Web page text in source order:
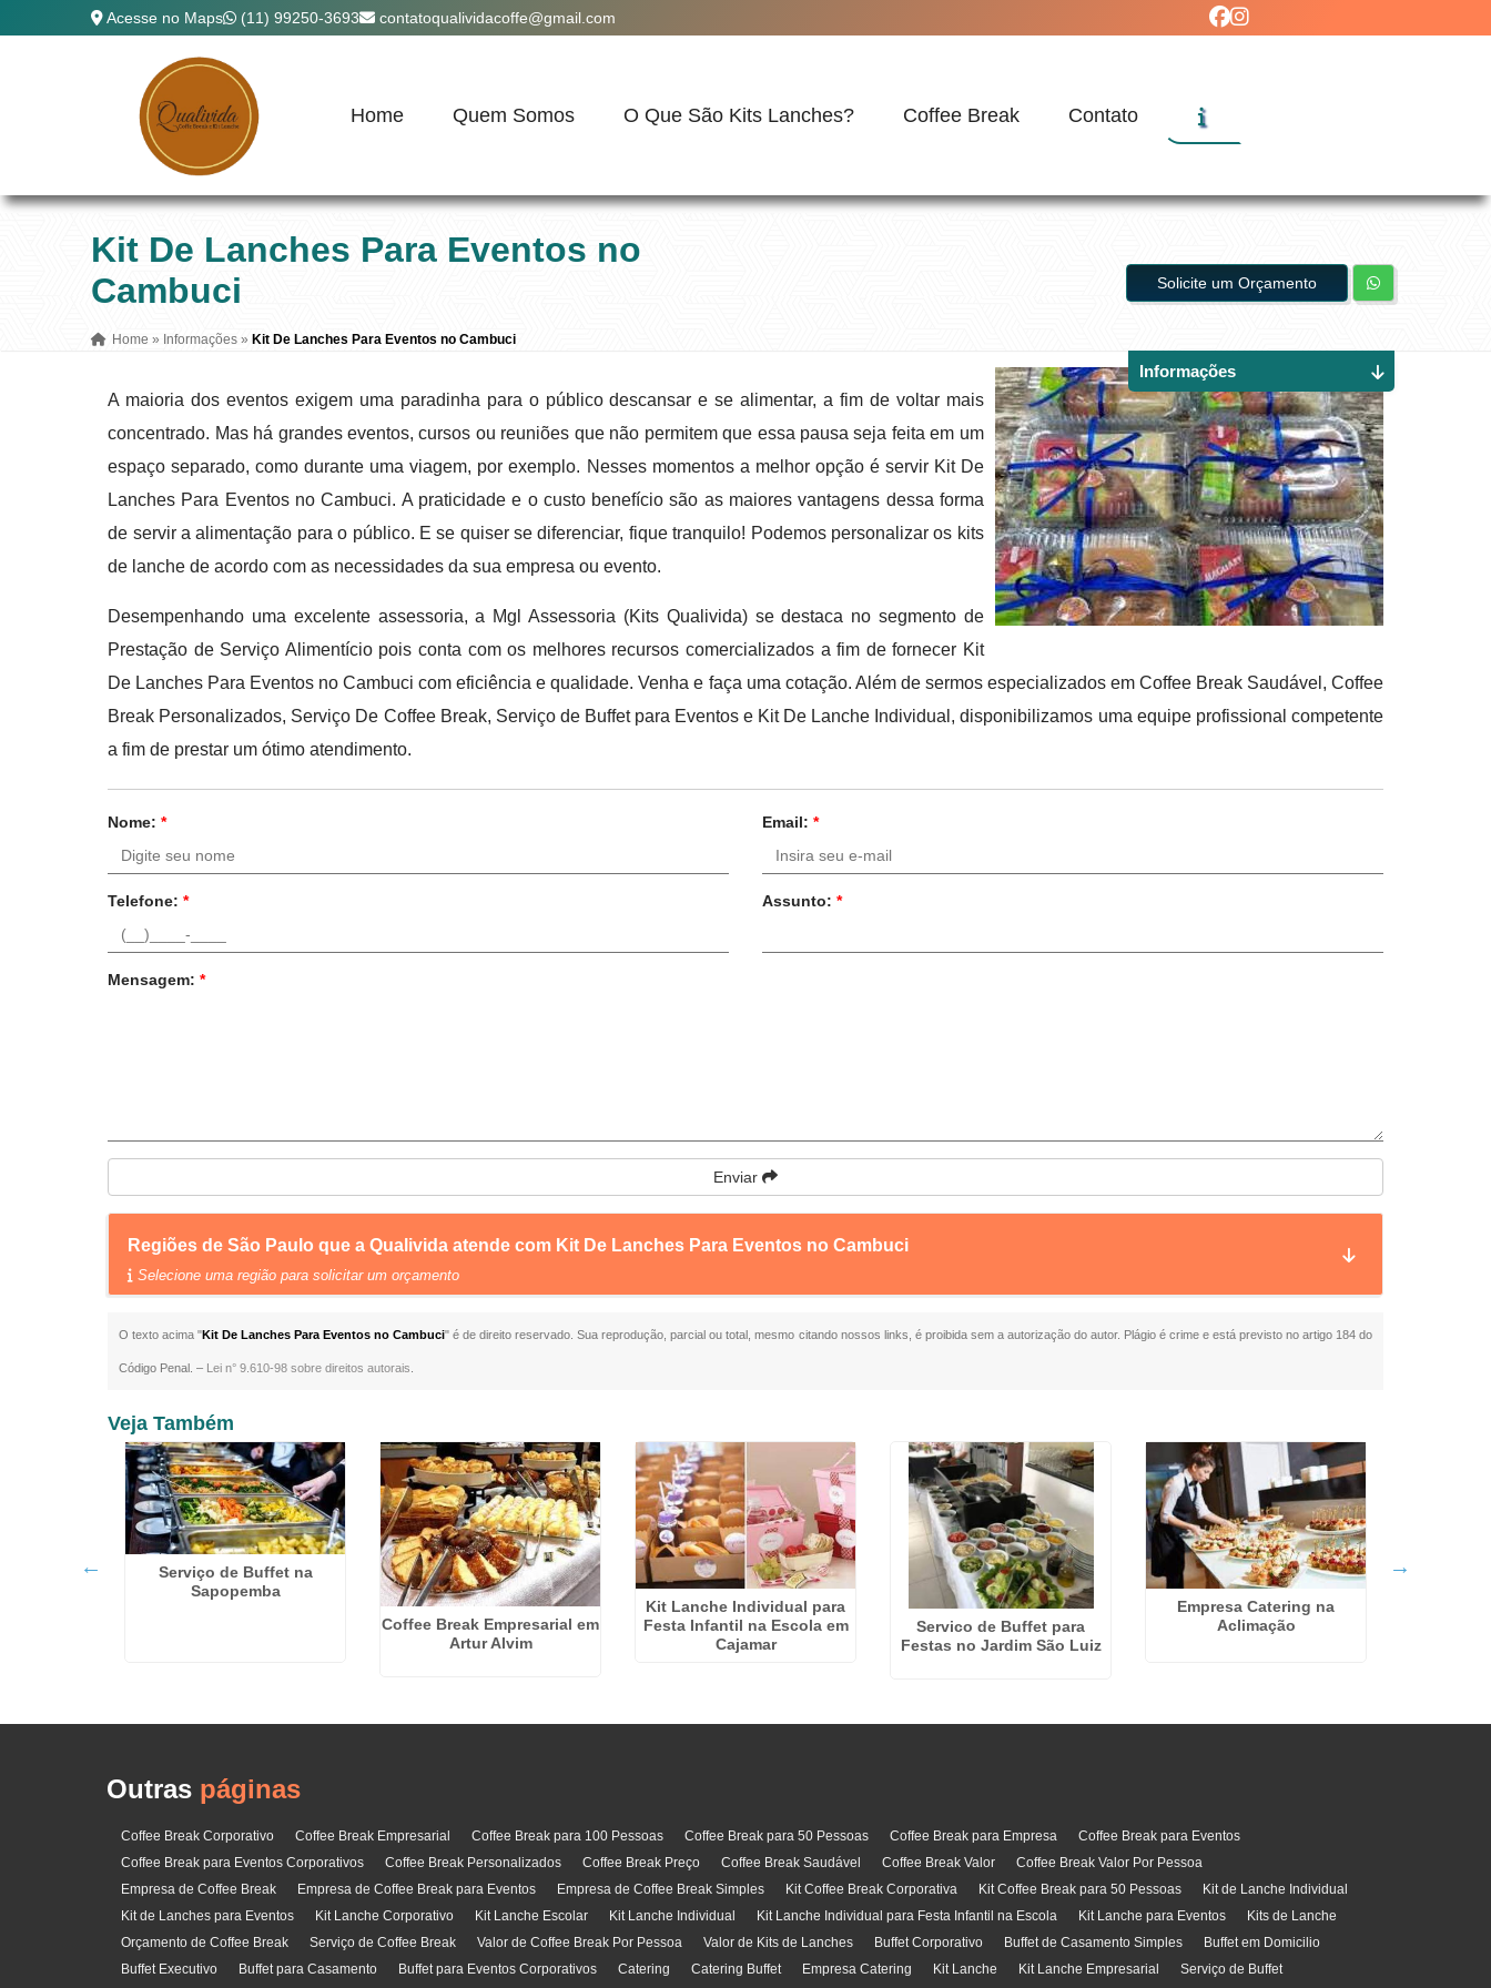
Acesse no Maps (11) 99250-3693 contatoqualividacoffe@gmail.com
Home Quem Somos O Que São Kits Lanches? Coffee Break Contato
Kit De Lanches Para Eventos no
Cambuci
Home » Informações » Kit De Lanches Para Eventos no Cambuci
Solicite um Orçamento
A maioria dos eventos exigem uma paradinha para o público descansar e se alimentar, a fim de voltar mais
concentrado. Mas há grandes eventos, cursos ou reuniões que não permitem que essa pausa seja feita em um
espaço separado, como durante uma viagem, por exemplo. Nesses momentos a melhor opção é servir Kit De
Lanches Para Eventos no Cambuci. A praticidade e o custo benefício são as maiores vantagens dessa forma
de servir a alimentação para o público. E se quiser se diferenciar, fique tranquilo! Podemos personalizar os kits
de lanche de acordo com as necessidades da sua empresa ou evento.
Desempenhando uma excelente assessoria, a Mgl Assessoria (Kits Qualivida) se destaca no segmento de
Prestação de Serviço Alimentício pois conta com os melhores recursos comercializados a fim de fornecer Kit
De Lanches Para Eventos no Cambuci com eficiência e qualidade. Venha e faça uma cotação. Além de sermos especializados em Coffee Break Saudável, Coffee
Break Personalizados, Serviço De Coffee Break, Serviço de Buffet para Eventos e Kit De Lanche Individual, disponibilizamos uma equipe profissional competente
a fim de prestar um ótimo atendimento.
Nome:* Email: *
Telefone:* Assunto: *
Mensagem:*
Enviar
Regiões de São Paulo que a Qualivida atende com Kit De Lanches Para Eventos no Cambuci
Selecione uma região para solicitar um orçamento
O texto acima "Kit De Lanches Para Eventos no Cambuci" é de direito reservado. Sua reprodução, parcial ou total, mesmo citando nossos links, é proibida sem a autorização do autor. Plágio é crime e está previsto no artigo 184 do
Código Penal. – Lei n° 9.610-98 sobre direitos autorais
Informações
Veja Também
Serviço de Buffet na
Sapopemba
Coffee Break Empresarial em
Artur Alvim
Kit Lanche Individual para
Festa Infantil na Escola em
Cajamar
Servico de Buffet para
Festas no Jardim São Luiz
Empresa Catering na
Aclimação
Outras páginas
Coffee Break Corporativo Coffee Break Empresarial Coffee Break para 100 Pessoas Coffee Break para 50 Pessoas Coffee Break para Empresa
Coffee Break para Eventos
Coffee Break para Eventos Corporativos
Coffee Break Personalizados Coffee Break Preço Coffee Break Saudável Coffee Break Valor
Coffee Break Valor Por Pessoa
Empresa de Coffee Break
Empresa de Coffee Break para Eventos Empresa de Coffee Break Simples Kit Coffee Break Corporativa Kit Coffee Break para 50 Pessoas
Kit de Lanche Individual
Kit de Lanches para Eventos
Kit Lanche Corporativo Kit Lanche Escolar Kit Lanche Individual Kit Lanche Individual para Festa Infantil na Escola Kit Lanche para Eventos
Kits de Lanche
Orçamento de Coffee Break
Serviço de Coffee Break Valor de Coffee Break Por Pessoa Valor de Kits de Lanches Buffet Corporativo Buffet de Casamento Simples
Buffet em Domicilio
Buffet Executivo
Buffet para Casamento Buffet para Eventos Corporativos Catering Catering Buffet Empresa Catering Kit Lanche Kit Lanche Empresarial Serviço de Buffet